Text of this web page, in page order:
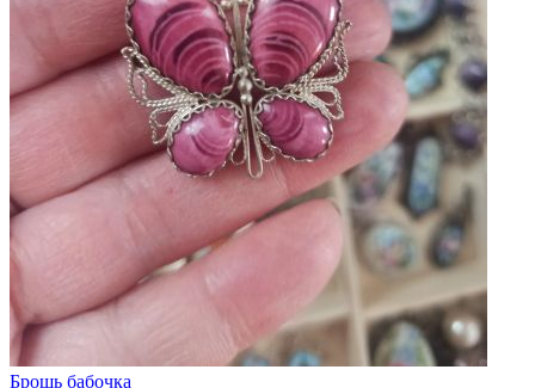
Брошь бабочка